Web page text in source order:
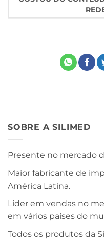
SOBRE A SILIMED
Presente no mercado
Maior fabricante de
América Latina.
Líder em vendas no
em vários países do
Todos os produtos da